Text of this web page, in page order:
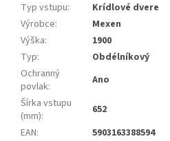
Typ vstupu:
Krídlové dvere
Výrobce:
Mexen
Výška:
1900
Typ:
Obdélníkový
Ochranný
povlak:
Ano
Šírka vstupu
(mm):
652
EAN: 5903163388594